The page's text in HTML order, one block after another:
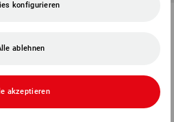
konfigurieren
ablehnen
akzeptieren